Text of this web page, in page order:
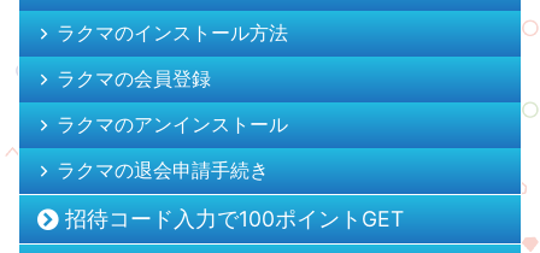
ラクマのインストール方法
ラクマの会員登録
ラクマのアンインストール
ラクマの退会申請手続き
招待コード入力で100ポイントGET